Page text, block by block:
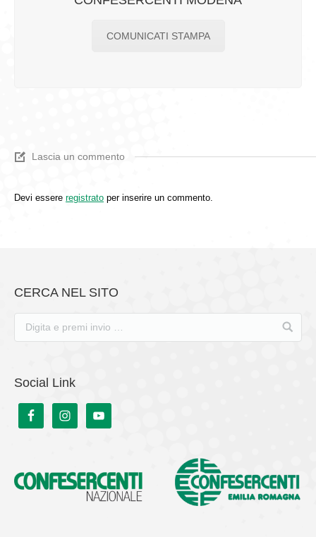
COMUNICATI STAMPA
Lascia un commento
Devi essere registrato per inserire un commento.
CERCA NEL SITO
Social Link